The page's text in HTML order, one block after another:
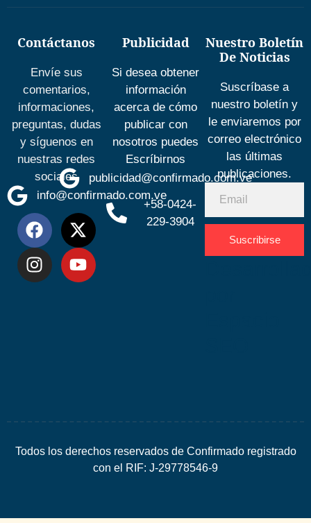
Contáctanos
Envíe sus
comentarios,
informaciones,
preguntas, dudas
y síguenos en
nuestras redes
sociales
info@confirmado.com.ve
Publicidad
Si desea obtener
información
acerca de cómo
publicar con
nosotros puedes
Escríbirnos
publicidad@confirmado.com.ve
+58-0424-
229-3904
Nuestro Boletín
De Noticias
Suscríbase a
nuestro boletín y
le enviaremos por
correo electrónico
las últimas
publicaciones.
Suscribirse
Todos los derechos reservados de Confirmado registrado
con el RIF: J-29778546-9